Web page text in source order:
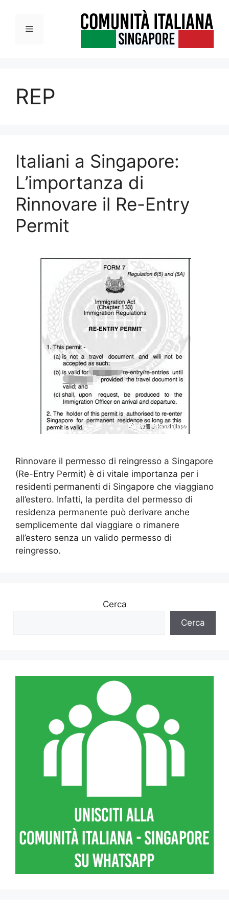
contenutoMenu
REP
Italiani a Singapore:
L’importanza di
Rinnovare il Re-Entry
Permit
Rinnovare il permesso di reingresso a Singapore
(Re-Entry Permit) è di vitale importanza per i
residenti permanenti di Singapore che viaggiano
all’estero. Infatti, la perdita del permesso di
residenza permanente può derivare anche
semplicemente dal viaggiare o rimanere
all’estero senza un valido permesso di
reingresso.
Cerca
Cerca